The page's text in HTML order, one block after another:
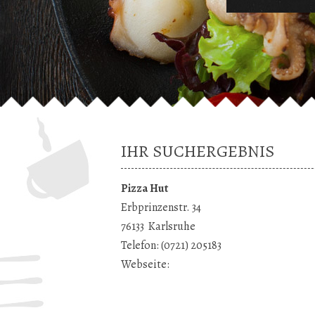
IHR SUCHERGEBNIS
Pizza Hut
Erbprinzenstr. 34
76133 Karlsruhe
Telefon:(0721) 205183
Webseite: